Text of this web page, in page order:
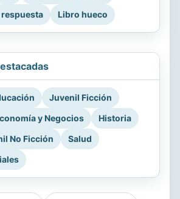
respuesta Libro hueco
Juvenil Ficción
y Negocios
Historia
No Ficción
Salud